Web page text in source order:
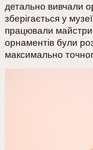
детально вивчали
зберігається у
працювали
орнаментів були
максимально